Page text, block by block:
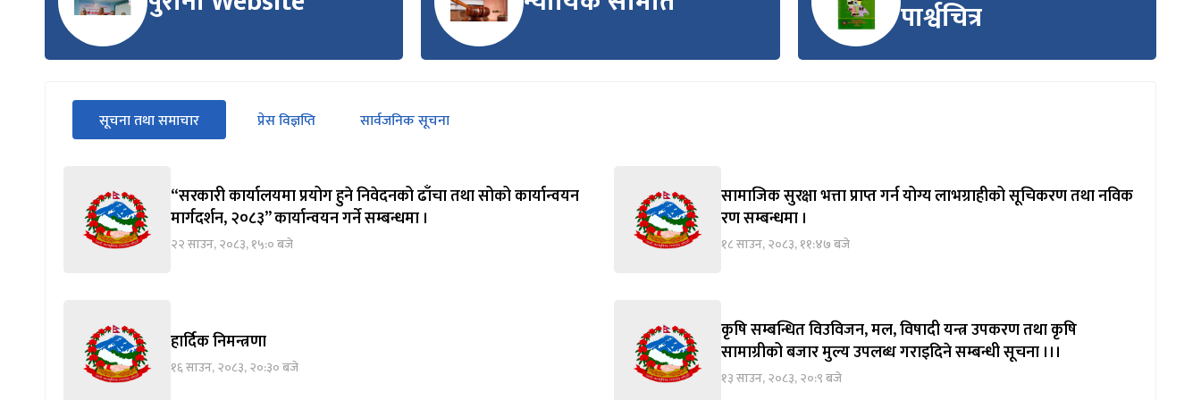
पार्श्वचित्र
सीधा
पहिलो
जानुहोस्
सूचना तथा समाचार
(सक्रिय ट्याब)
प्रेस विज्ञप्ति सार्वजनिक सूचना
“सरकारी कार्यालयमा प्रयोग हुने निवेदनको ढाँचा तथा सोको कार्यान्वयन
मार्गदर्शन, २०८३” कार्यान्वयन गर्ने सम्बन्धमा ।
२२ साउन, २०८३, १५:० बजे
सामाजिक सुरक्षा भत्ता प्राप्त गर्न योग्य लाभग्राहीको सूचिकरण तथा नविक
रण सम्बन्धमा ।
१८ साउन, २०८३, ११:४७ बजे
हार्दिक निमन्त्रणा
१६ साउन, २०८३, २०:३० बजे
कृषि सम्बन्धित विउविजन, मल, विषादी यन्त्र उपकरण तथा कृषि
सामाग्रीको बजार मुल्य उपलब्ध गराइदिने सम्बन्धी सूचना ।।।
१३ साउन, २०८३, २०:९ बजे